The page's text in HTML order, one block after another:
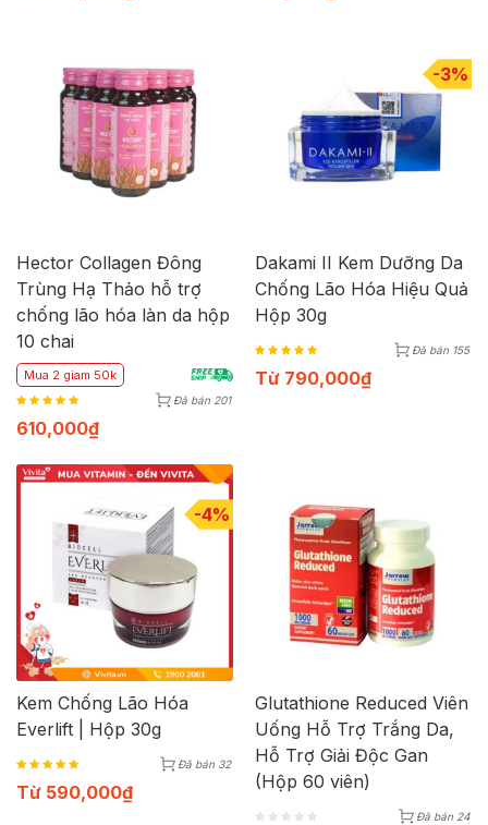
Hector Collagen Đông
Trùng Hạ Thảo hỗ trợ
chống lão hóa làn da hộp
10 chai
Mua 2 giam 50k
Đã bán 201
610,000₫
-3%
Dakami II Kem Dưỡng Da
Chống Lão Hóa Hiệu Quả
Hộp 30g
Đã bán 155
Từ 790,000₫
-4%
Kem Chống Lão Hóa
Everlift | Hộp 30g
Đã bán 32
Từ 590,000₫
Glutathione Reduced Viên
Uống Hỗ Trợ Trắng Da,
Hỗ Trợ Giải Độc Gan
(Hộp 60 viên)
Đã bán 24